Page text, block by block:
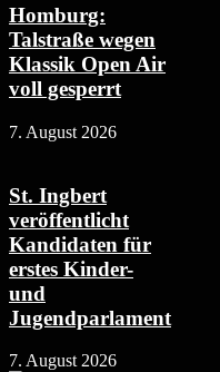
Homburg:
Talstraße wegen
Klassik Open Air
voll gesperrt
7. August 2026
St. Ingbert
veröffentlicht
Kandidaten für
erstes Kinder-
und
Jugendparlament
7. August 2026